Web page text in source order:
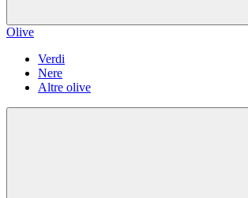
Olive
Verdi
Nere
Altre olive